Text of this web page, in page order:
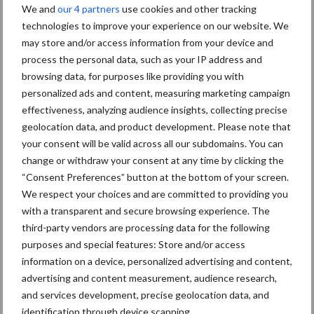
We and our 4 partners use cookies and other tracking
technologies to improve your experience on our website. We
may store and/or access information from your device and
process the personal data, such as your IP address and
browsing data, for purposes like providing you with
personalized ads and content, measuring marketing campaign
effectiveness, analyzing audience insights, collecting precise
geolocation data, and product development. Please note that
your consent will be valid across all our subdomains. You can
change or withdraw your consent at any time by clicking the
“Consent Preferences” button at the bottom of your screen.
We respect your choices and are committed to providing you
with a transparent and secure browsing experience. The
third-party vendors are processing data for the following
purposes and special features: Store and/or access
information on a device, personalized advertising and content,
advertising and content measurement, audience research,
and services development, precise geolocation data, and
identification through device scanning.
Caterpillar breidt gamma elektrische bulldozers uit
Nieuwe compacte gedragen pootcombinatie van AVR
Recente reacties
Paul Jacobsop Fendt kondigt nieuwe trekker aan deze
herfst
Bart PersoonopFendt kondigt nieuwe trekker aan deze
herfst
PRO van Donaat Croes